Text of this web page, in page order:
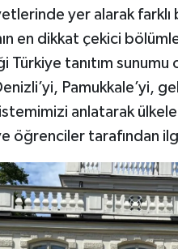
yer alarak farklı
en dikkat çekici
tanıtım
Pamukkale’yi,
anlatarak
öğrenciler tarafından